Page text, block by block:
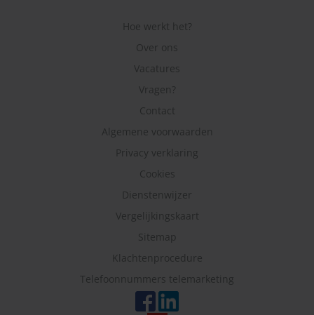
Hoe werkt het?
Over ons
Vacatures
Vragen?
Contact
Algemene voorwaarden
Privacy verklaring
Cookies
Dienstenwijzer
Vergelijkingskaart
Sitemap
Klachtenprocedure
Telefoonnummers telemarketing